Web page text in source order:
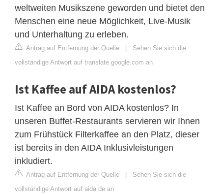
weltweiten Musikszene geworden und bietet den
Menschen eine neue Möglichkeit, Live-Musik
und Unterhaltung zu erleben.
Antrag auf Entfernung der Quelle | Sehen Sie sich die
vollständige Antwort auf translate.google.com an
Ist Kaffee auf AIDA kostenlos?
Ist Kaffee an Bord von AIDA kostenlos? In
unseren Buffet-Restaurants servieren wir Ihnen
zum Frühstück Filterkaffee an den Platz, dieser
ist bereits in den AIDA Inklusivleistungen
inkludiert.
Antrag auf Entfernung der Quelle | Sehen Sie sich die
vollständige Antwort auf aida.de an